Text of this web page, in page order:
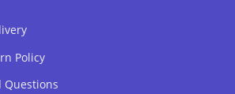
Policy
Questions